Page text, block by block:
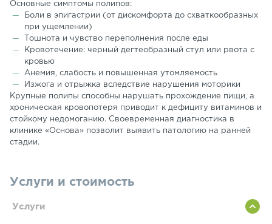
Основные симптомы полипов:
Боли в эпигастрии (от дискомфорта до схваткообразных
при ущемлении)
Тошнота и чувство переполнения после еды
Кровотечение: черный дегтеобразный стул или рвота с
кровью
Анемия, слабость и повышенная утомляемость
Изжога и отрыжка вследствие нарушения моторики
Крупные полипы способны нарушать прохождение пищи, а
хроническая кровопотеря приводит к дефициту витаминов и
стойкому недомоганию. Своевременная диагностика в
клинике «Основа» позволит выявить патологию на ранней
стадии.
Услуги и стоимость
Услуги